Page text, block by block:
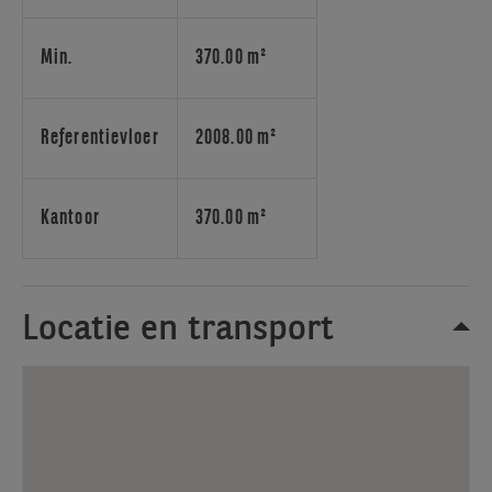
100%
van
warmtepompen,
is
gelegen
Min. 370.00 m²
Referentievloer 2008.00 m²
Kantoor 370.00 m²
Locatie en transport